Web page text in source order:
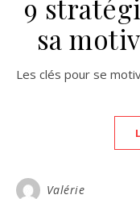
9
sa
Les clés pour se
Valérie